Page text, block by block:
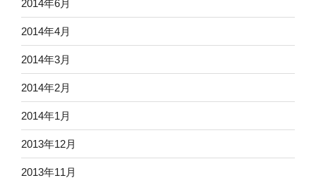
2014年6月
2014年4月
2014年3月
2014年2月
2014年1月
2013年12月
2013年11月